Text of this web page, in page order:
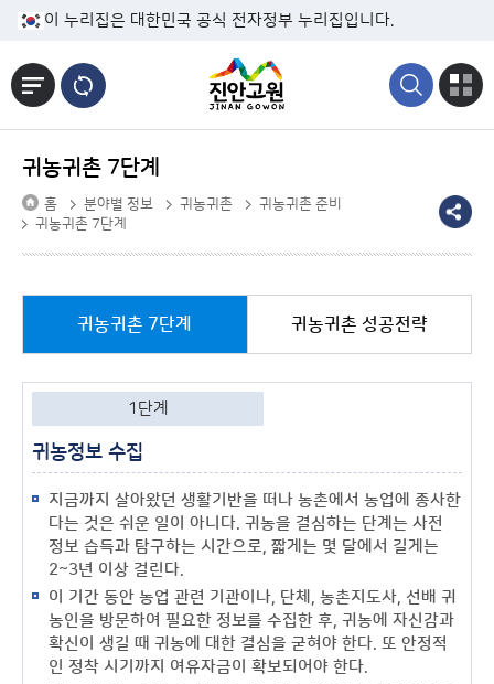
본문바로가기
이 누리집은 대한민국 공식 전자정부 누리집입니다.
귀농귀촌 7단계
홈 분야별 정보 귀농귀촌
귀농귀촌 준비
귀농귀촌 7단계
귀농귀촌 7단계 귀농귀촌 성공전략
1단계
귀농정보 수집
지금까지 살아왔던 생활기반을 떠나 농촌에서 농업에 종사한
다는 것은 쉬운 일이 아니다. 귀농을 결심하는 단계는 사전
정보 습득과 탐구하는 시간으로, 짧게는 몇 달에서 길게는
2~3년 이상 걸린다.
이 기간 동안 농업 관련 기관이나, 단체, 농촌지도사, 선배 귀
농인을 방문하여 필요한 정보를 수집한 후, 귀농에 자신감과
확신이 생길 때 귀농에 대한 결심을 굳혀야 한다. 또 안정적
인 정착 시기까지 여유자금이 확보되어야 한다.